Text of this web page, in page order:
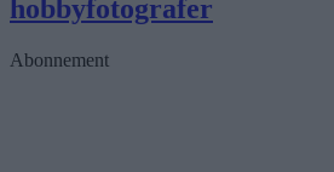
hobbyfotografer
Abonnement